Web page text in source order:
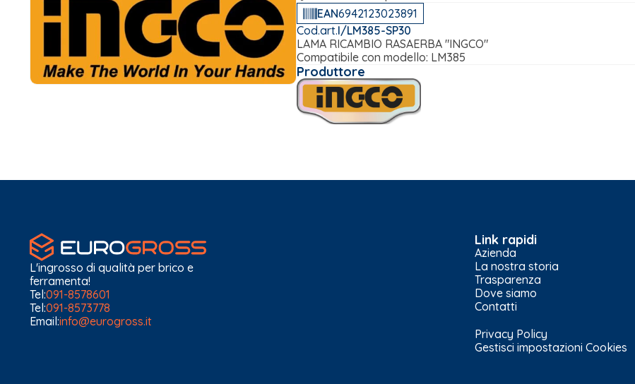
EAN6942123023891
Cod.art.I/LM385-SP30
LAMA RICAMBIO RASAERBA "INGCO"
Compatibile con modello: LM385
Produttore
L'ingrosso di qualità per brico e
ferramenta!
Tel:091-8578601
Tel:091-8573778
Email:info@eurogross.it
Link rapidi
Azienda
La nostra storia
Trasparenza
Dove siamo
Contatti
Privacy Policy
Gestisci impostazioni Cookies